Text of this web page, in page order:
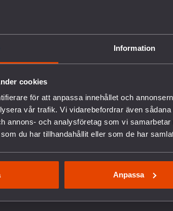
Information
cookies
för att anpassa innehållet och
vår trafik. Vi vidarebefordrar även
annons- och analysföretag som vi
du har tillhandahållit eller som de har
Anpassa
VAD VI GÖR
Nedrustning
Militäravtalet med USA (DCA)
Rysslands krig i Ukraina
Situationen i Palestina och Israel
Hållbar fred och säkerhet
Unga och värnplikten
STÖD
Skänk
Fler sätt
SWISH